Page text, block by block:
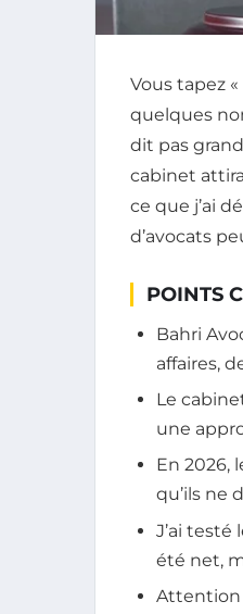
Vous tapez
quelques
dit pas
cabinet
ce que j’ai
d’avocats
POINTS
Bahri
affaires,
Le
une
En 2026,
qu’ils ne
J’ai
été net,
Attention